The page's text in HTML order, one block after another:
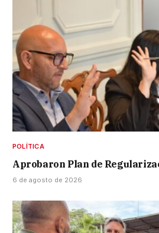
POLÍTICA
Aprobaron Plan de
6 de agosto de 2026